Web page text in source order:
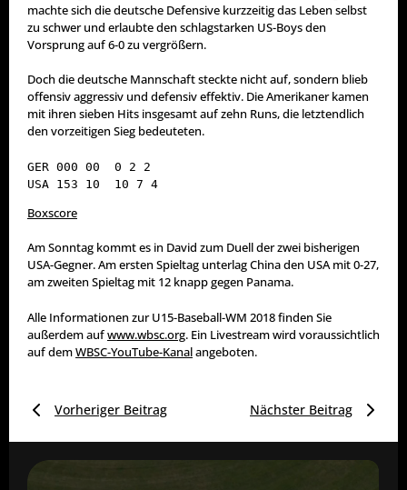
machte sich die deutsche Defensive kurzzeitig das Leben selbst
zu schwer und erlaubte den schlagstarken US-Boys den
Vorsprung auf 6-0 zu vergrößern.
Doch die deutsche Mannschaft steckte nicht auf, sondern blieb
offensiv aggressiv und defensiv effektiv. Die Amerikaner kamen
mit ihren sieben Hits insgesamt auf zehn Runs, die letztendlich
den vorzeitigen Sieg bedeuteten.
GER 000 00  0 2 2
USA 153 10  10 7 4
Boxscore
Am Sonntag kommt es in David zum Duell der zwei bisherigen
USA-Gegner. Am ersten Spieltag unterlag China den USA mit 0-27,
am zweiten Spieltag mit 12 knapp gegen Panama.
Alle Informationen zur U15-Baseball-WM 2018 finden Sie
außerdem aufwww.wbsc.org. Ein Livestream wird voraussichtlich
auf demWBSC-YouTube-Kanalangeboten.
Vorheriger Beitrag Nächster Beitrag